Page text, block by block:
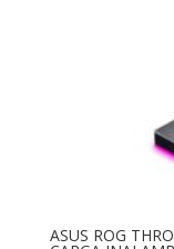
ASUS ROG